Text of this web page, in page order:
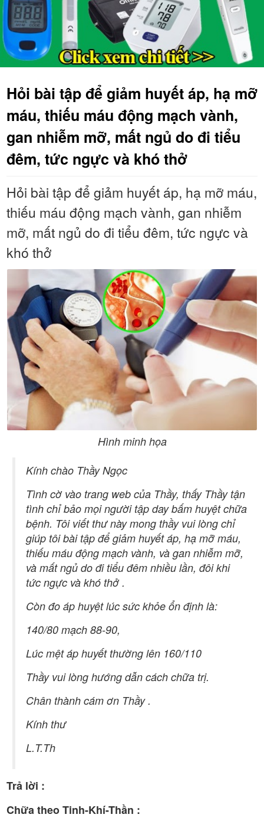
Hỏi bài tập để giảm huyết áp, hạ mỡ
máu, thiếu máu động mạch vành,
gan nhiễm mỡ, mất ngủ do đi tiểu
đêm, tức ngực và khó thở
Hỏi bài tập để giảm huyết áp, hạ mỡ máu,
thiếu máu động mạch vành, gan nhiễm
mỡ, mất ngủ do đi tiểu đêm, tức ngực và
khó thở
Hình minh họa
Kính chào Thầy Ngọc
Tình cờ vào trang web của Thầy, thấy Thầy tận
tình chỉ bảo mọi người tập day bấm huyệt chữa
bệnh. Tôi viết thư này mong thầy vui lòng chỉ
giúp tôi bài tập để giảm huyết áp, hạ mỡ máu,
thiếu máu động mạch vành, và gan nhiễm mỡ,
và mất ngủ do đi tiểu đêm nhiều lần, đôi khi
tức ngực và khó thở .
Còn đo áp huyệt lúc sức khỏe ổn định là:
140/80 mạch 88-90,
Lúc mệt áp huyết thường lên 160/110
Thầy vui lòng hướng dẫn cách chữa trị.
Chân thành cám ơn Thầy .
Kính thư
L.T.Th
Trả lời :
Chữa theo Tinh-Khí-Thần :